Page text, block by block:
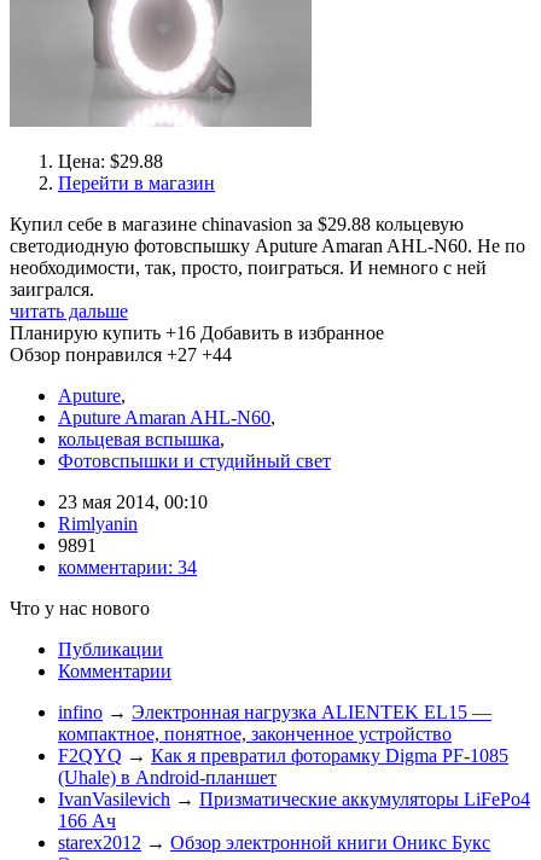
Цена: $29.88
Перейти в магазин
Купил себе в магазине chinavasion за $29.88 кольцевую
светодиодную фотовспышку Aputure Amaran AHL-N60. Не по
необходимости, так, просто, поиграться. И немного с ней
заигрался.
читать дальше
Планирую купить +16 Добавить в избранное
Обзор понравился +27 +44
Aputure,
Aputure Amaran AHL-N60,
кольцевая вспышка,
Фотовспышки и студийный свет
23 мая 2014, 00:10
Rimlyanin
9891
комментарии: 34
Что у нас нового
Публикации
Комментарии
infino → Электронная нагрузка ALIENTEK EL15 —
компактное, понятное, законченное устройство
F2QYQ → Как я превратил фоторамку Digma PF-1085
(Uhale) в Android-планшет
IvanVasilevich → Призматические аккумуляторы LiFePo4
166 Ач
starex2012 → Обзор электронной книги Оникс Букс